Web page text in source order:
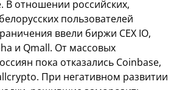
В отношении российских,
пользователей
ввели биржи CEX IO,
и Qmall. От массовых
пока отказались Coinbase,
При негативном развитии